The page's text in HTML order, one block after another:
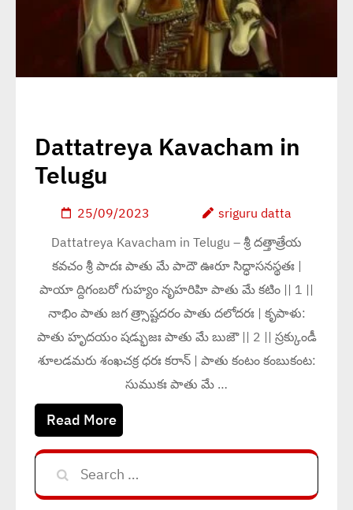
Dattatreya Kavacham in
Telugu
25/09/2023
sriguru datta
Dattatreya Kavacham in Telugu – శ్రీ దత్తాత్రేయ
కవచం శ్రీ పాదః పాతు మే పాదౌ ఊరూ సిద్ధాసనస్థతః |
పాయా ద్దిగంబరో గుహ్యం నృహరిహి పాతు మే కటిం || 1 ||
నాభిం పాతు జగ త్ర్సాష్టదరం పాతు దలోదరః | కృపాళు:
పాతు హృదయం షడ్భుజః పాతు మే బుజౌ || 2 || స్రక్కుండీ
శూలడమరు శంఖచక్ర ధరః కరాన్ | పాతు కంటం కంబుకంట:
సుముకః పాతు మే …
Read More
Search
for: